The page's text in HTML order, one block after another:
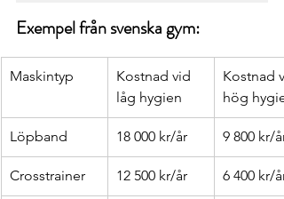
Exempel från svenska gym:
Maskintyp
Kostnad vid
låg hygien
Kostnad
hög
Löpband 18 000 kr/år 9 800 kr/år
Crosstrainer 12 500 kr/år 6 400 kr/år